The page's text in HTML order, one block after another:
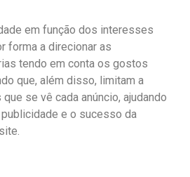
em função dos interesses
forma a direcionar as
tendo em conta os gostos
que, além disso, limitam a
se vê cada anúncio, ajudando
e o sucesso da